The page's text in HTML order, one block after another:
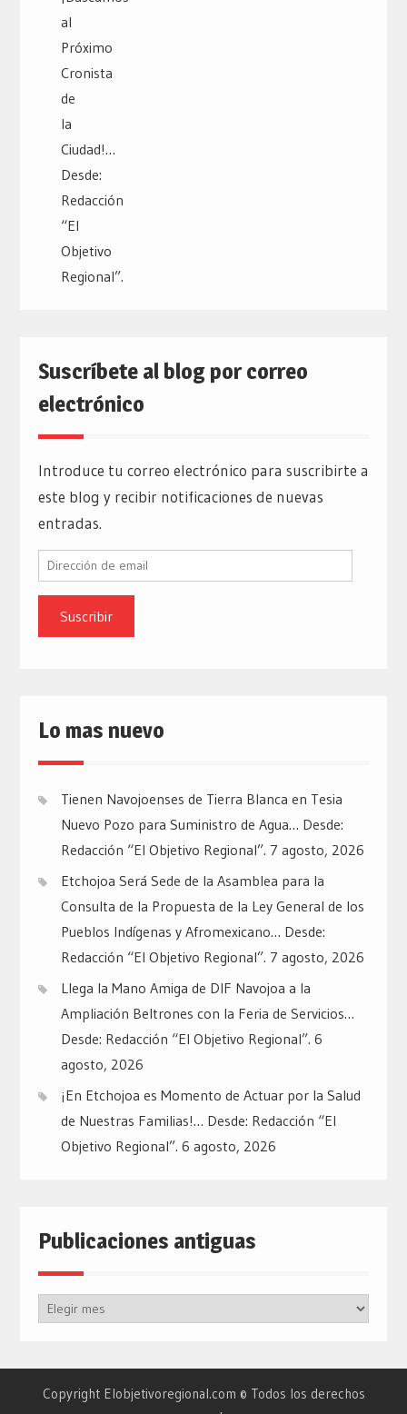
Suscríbete al blog por correo
electrónico
Introduce tu correo electrónico para suscribirte a
este blog y recibir notificaciones de nuevas
entradas.
Dirección
email
Lo mas nuevo
Tienen Navojoenses de Tierra Blanca en Tesia
Nuevo Pozo para Suministro de Agua… Desde:
Redacción “El Objetivo Regional”. 7 agosto, 2026
Etchojoa Será Sede de la Asamblea para la
Consulta de la Propuesta de la Ley General de los
Pueblos Indígenas y Afromexicano… Desde:
Redacción “El Objetivo Regional”. 7 agosto, 2026
Llega la Mano Amiga de DIF Navojoa a la
Ampliación Beltrones con la Feria de Servicios…
Desde: Redacción “El Objetivo Regional”. 6
agosto, 2026
¡En Etchojoa es Momento de Actuar por la Salud
de Nuestras Familias!… Desde: Redacción “El
Objetivo Regional”. 6 agosto, 2026
Publicaciones antiguas
Publicaciones
Copyright Elobjetivoregional.com © Todos los derechos